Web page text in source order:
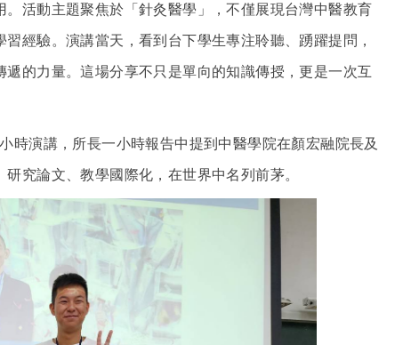
活動主題聚焦於「針灸醫學」，不僅展現台灣中醫教育
經驗。演講當天，看到台下學生專注聆聽、踴躍提問，
的力量。這場分享不只是單向的知識傳授，更是一次互
小時演講 ，所長一小時報告中提到中醫學院在顏宏融院長及
究論文、教學國際化，在世界中名列前茅。